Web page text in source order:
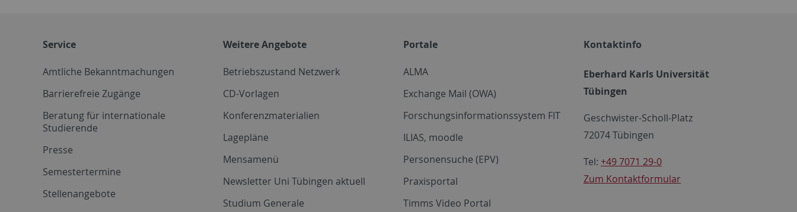
Service
Amtliche Bekanntmachungen
Barrierefreie Zugänge
Beratung für internationale
Studierende
Presse
Semestertermine
Stellenangebote
Weitere Angebote
Betriebszustand Netzwerk
CD-Vorlagen
Konferenzmaterialien
Lagepläne
Mensamenü
Newsletter Uni Tübingen aktuell
Studium Generale
Portale
ALMA
Exchange Mail (OWA)
Forschungsinformationssystem FIT
ILIAS, moodle
Personensuche (EPV)
Praxisportal
Timms Video Portal
Kontaktinfo
Eberhard Karls Universität
Tübingen
Geschwister-Scholl-Platz
72074 Tübingen
Tel: +49 7071 29-0
Zum Kontaktformular